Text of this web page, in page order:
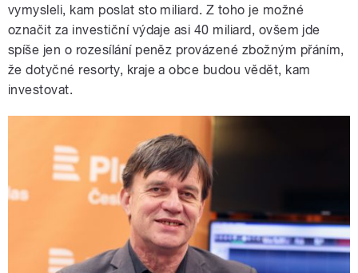
vymysleli, kam poslat sto miliard. Z toho je možné
označit za investiční výdaje asi 40 miliard, ovšem jde
spíše jen o rozesílání peněz provázené zbožným přáním,
že dotyčné resorty, kraje a obce budou vědět, kam
investovat.